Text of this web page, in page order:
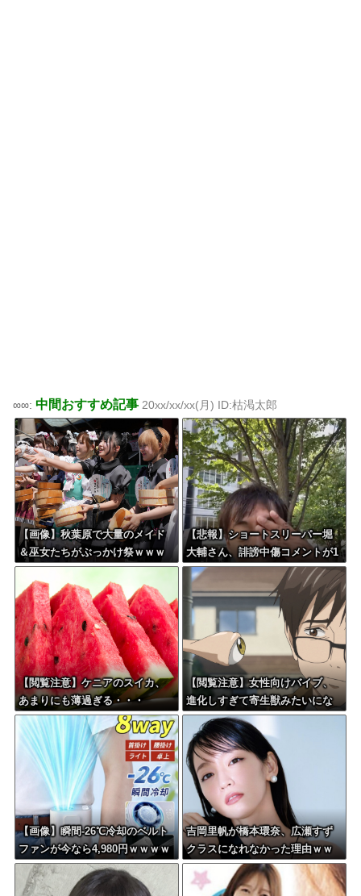
∞∞: 中間おすすめ記事 20xx/xx/xx(月) ID:枯渇太郎
【画像】秋葉原で大量のメイド
＆巫女たちがぶっかけ祭ｗｗｗ
ｗｗｗｗｗｗｗｗ
【悲報】ショートスリーパー堀
大輔さん、誹謗中傷コメントが1
万件を越えて号泣してしまうｗ
ｗｗｗｗ
【閲覧注意】ケニアのスイカ、
あまりにも薄過ぎる・・・
【閲覧注意】女性向けバイブ、
進化しすぎて寄生獣みたいにな
ってしまう・・・
【画像】瞬間-26℃冷却のベルト
ファンが今なら4,980円ｗｗｗｗ
ｗｗ
吉岡里帆が橋本環奈、広瀬すず
クラスになれなかった理由ｗｗ
ｗｗｗｗ